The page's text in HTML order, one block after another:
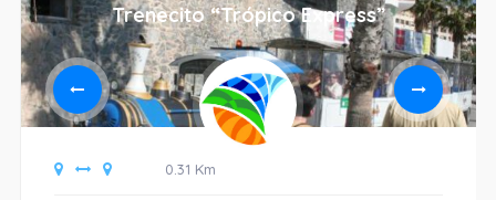
Trenecito “Trópico Express”
0.31 Km